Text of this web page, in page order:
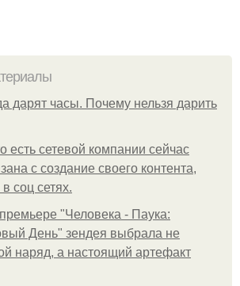
дарят часы. Почему нельзя дарить
есть сетевой компании сейчас
с создание своего контента,
соц сетях.
"Человека - Паука:
День" зендея выбрала не
наряд, а настоящий артефакт